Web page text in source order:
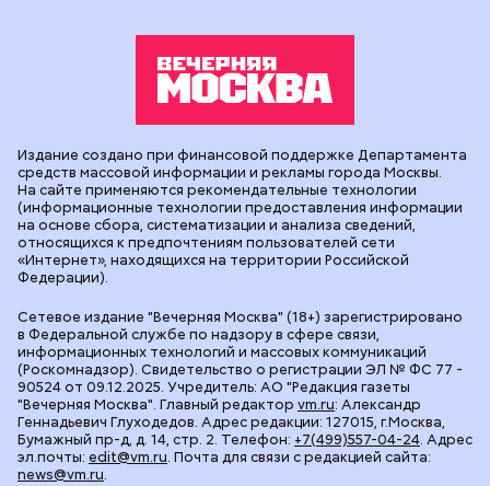
Сетевое издание "Вечерняя Москва" (18+) зарегистрировано
в Федеральной службе по надзору в сфере связи,
информационных технологий и массовых коммуникаций
(Роскомнадзор). Свидетельство о регистрации ЭЛ № ФС 77 -
90524 от 09.12.2025. Учредитель: АО "Редакция газеты
"Вечерняя Москва". Главный редактор vm.ru: Александр
Геннадьевич Глуходедов. Адрес редакции: 127015, г.Москва,
Бумажный пр-д, д. 14, стр. 2. Телефон: +7(499)557-04-24. Адрес
эл.почты: edit@vm.ru. Почта для связи с редакцией сайта:
news@vm.ru.
Издание создано при финансовой поддержке Департамента
средств массовой информации и рекламы города Москвы.
На сайте применяются рекомендательные технологии
(информационные технологии предоставления информации
на основе сбора, систематизации и анализа сведений,
относящихся к предпочтениям пользователей сети
«Интернет», находящихся на территории Российской
Федерации).